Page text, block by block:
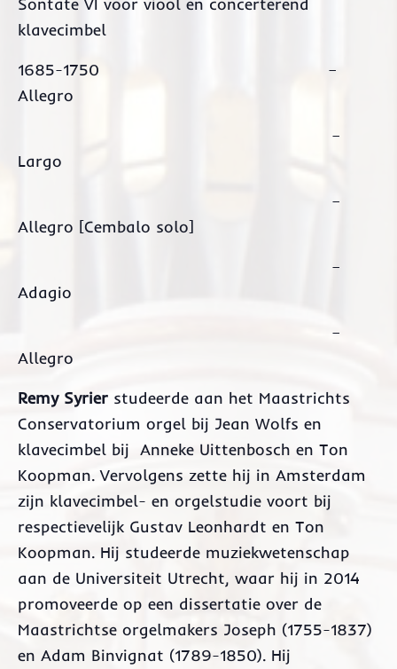
klavecimbel
1685-1750 –
Allegro
–
Largo
–
Allegro [Cembalo solo]
–
Adagio
–
Allegro
Remy Syrier studeerde aan het Maastrichts
Conservatorium orgel bij Jean Wolfs en
klavecimbel bij Anneke Uittenbosch en Ton
Koopman. Vervolgens zette hij in Amsterdam
zijn klavecimbel- en orgelstudie voort bij
respectievelijk Gustav Leonhardt en Ton
Koopman. Hij studeerde muziekwetenschap
aan de Universiteit Utrecht, waar hij in 2014
promoveerde op een dissertatie over de
Maastrichtse orgelmakers Joseph (1755-1837)
en Adam Binvignat (1789-1850). Hij